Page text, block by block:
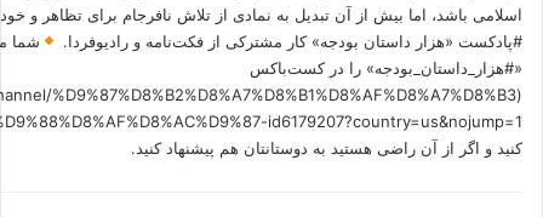
اسلامی باشد، اما بیش از آن تبدیل به نمادی از تلاش نافرجام برای تظاهر و
#پادکست «هزار داستان بودجه» کار مشترکی از فکت‌نامه و رادیوفردا.
شما
«#هزار_داستان_بودجه» را در کست‌باکس
%D9%87%D8%B2%D8%A7%D8%B1%D8%AF%D8%A7%D8%B3
کنید و اگر از آن راضی هستید به دوستانتان هم پیشنهاد کنید.